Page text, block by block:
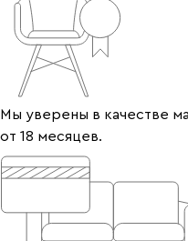
Мы уверены в качестве
от 18 месяцев.